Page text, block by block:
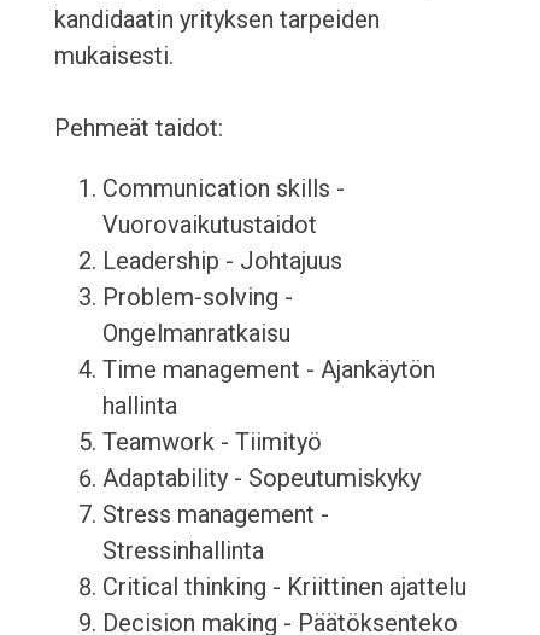
kandidaatin yrityksen tarpeiden
mukaisesti.
Pehmeät taidot:
Communication skills -
Vuorovaikutustaidot
Leadership - Johtajuus
Problem-solving -
Ongelmanratkaisu
Time management - Ajankäytön
hallinta
Teamwork - Tiimityö
Adaptability - Sopeutumiskyky
Stress management -
Stressinhallinta
Critical thinking - Kriittinen ajattelu
Decision making - Päätöksenteko